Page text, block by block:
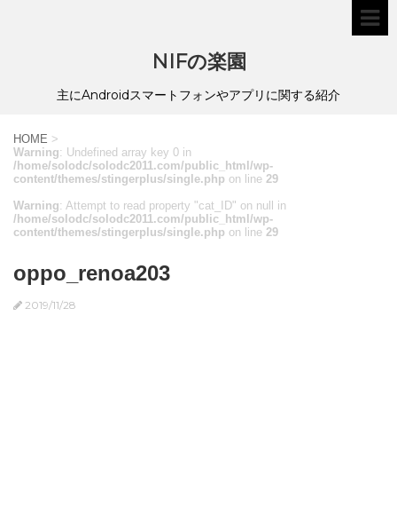
NIFの楽園
主にAndroidスマートフォンやアプリに関する紹介
HOME >
Warning: Undefined array key 0 in
/home/solodc/solodc2011.com/public_html/wp-
content/themes/stingerplus/single.php on line 29
Warning: Attempt to read property "cat_ID" on null in
/home/solodc/solodc2011.com/public_html/wp-
content/themes/stingerplus/single.php on line 29
oppo_renoa203
2019/11/28